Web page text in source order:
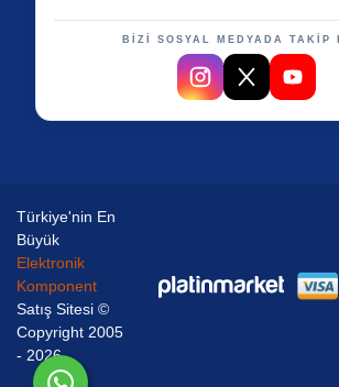
BİZİ SOSYAL MEDYADA TAKİP
Türkiye'nin En
Büyük
Elektronik
Komponent
Satış Sitesi ©
Copyright 2005
- 2026